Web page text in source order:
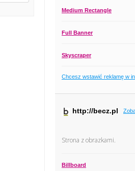
Medium Rectangle
Full Banner
Skyscraper
Chcesz wstawić reklamę w
http://becz.pl
Strona z obrazkami.
Billboard